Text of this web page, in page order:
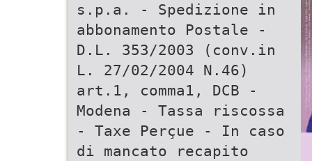
s.p.a. - Spedizione in
abbonamento Postale -
D.L. 353/2003 (conv.in
L. 27/02/2004 N.46)
art.1, comma1, DCB -
Modena - Tassa riscossa
- Taxe Perçue - In caso
di mancato recapito